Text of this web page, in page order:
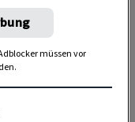
müssen vor